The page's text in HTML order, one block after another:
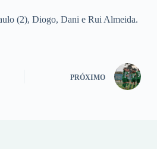
(2), Diogo, Dani e Rui Almeida.
PRÓXIMO